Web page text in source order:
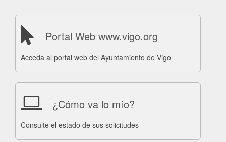
Portal Web www.vigo.org
Acceda al portal web del Ayuntamiento de Vigo
¿Cómo va lo mío?
Consulte el estado de sus solicitudes